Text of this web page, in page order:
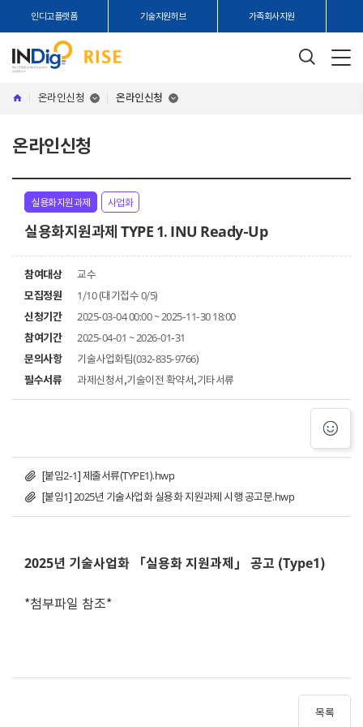
인디고플랫폼 기술지원허브 가족회사지원
온라인신청 온라인신청
온라인신청
실용화지원과제 사업화
실용화지원과제 TYPE 1. INU Ready-Up
참여대상
교수
모집정원
1/10 (대기접수 0/5)
신청기간
2025-03-04 00:00 ~ 2025-11-30 18:00
참여기간
2025-04-01 ~ 2026-01-31
문의사항
기술사업화팀(032-835-9766)
필수서류
과제신청서,기술이전 확약서,기타서류
[붙임2-1] 제출서류(TYPE1).hwp
[붙임1] 2025년 기술사업화 실용화 지원과제 시행 공고문.hwp
2025년 기술사업화 「실용화 지원과제」 공고 (Type1)
*첨부파일 참조*
목록